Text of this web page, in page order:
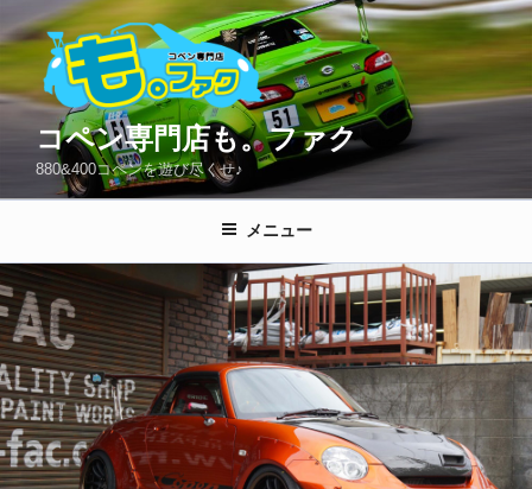
ン
テ
ン
プ
コペン専門店も。ファク
880&400コペンを遊び尽くせ♪
メニュー